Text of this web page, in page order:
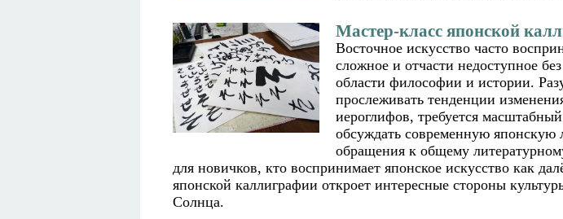
Мастер-класс японской
Восточное искусство часто
сложное и отчасти недоступное
области философии и истории.
прослеживать тенденции
иероглифов, требуется
обсуждать современную японскую
обращения к общему
для новичков, кто воспринимает японское искусство как
японской каллиграфии откроет интересные стороны
Солнца.